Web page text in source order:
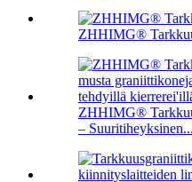
ZHHIMG®
ZHHIMG®
– Suuritiheyksinen...